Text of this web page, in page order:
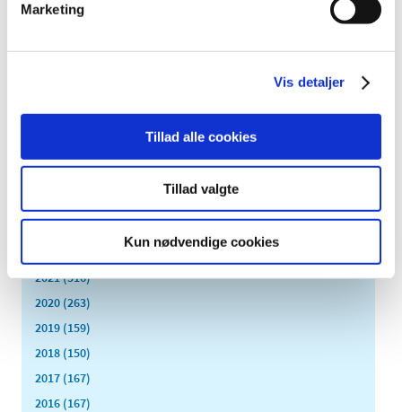
Marketing
Vis detaljer
Tillad alle cookies
Tillad valgte
Kun nødvendige cookies
november (19)
juli (5)
maj (18)
marts (13)
2021 (516)
2020 (263)
2019 (159)
2018 (150)
2017 (167)
2016 (167)